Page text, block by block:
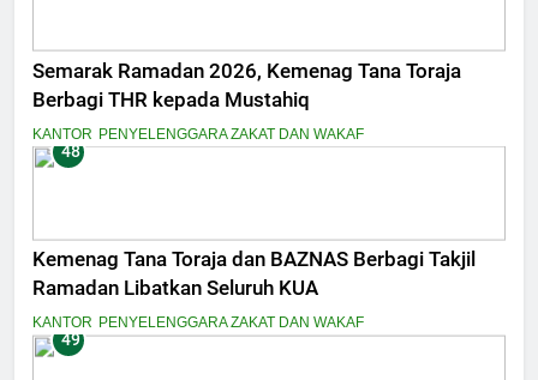
Semarak Ramadan 2026, Kemenag Tana Toraja
Berbagi THR kepada Mustahiq
KANTOR PENYELENGGARA ZAKAT DAN WAKAF
48
Kemenag Tana Toraja dan BAZNAS Berbagi Takjil
Ramadan Libatkan Seluruh KUA
KANTOR PENYELENGGARA ZAKAT DAN WAKAF
49